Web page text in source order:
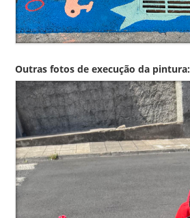
Outras fotos de execução da pintura: